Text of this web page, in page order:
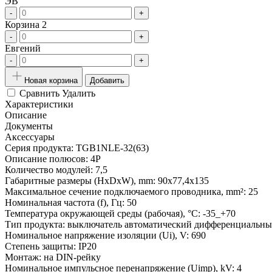
- +
Корзина 2
- +
Евгений
- +
Новая корзина Добавить
Сравнить Удалить
Характеристики
Описание
Документы
Аксессуары
Серия продукта: TGB1NLE-32(63)
Описание полюсов: 4P
Количество модулей: 7,5
Габаритные размеры (HxDxW), mm: 90x77,4x135
Максимальное сечение подключаемого проводника, mm²: 25
Номинальная частота (f), Гц: 50
Температура окружающей среды (рабочая), °С: -35_+70
Тип продукта: выключатель автоматический
Номинальное напряжение изоляции (Ui), V: 690
Степень защиты: IP20
Монтаж: на DIN-рейку
Номинальное импульсное перенапряжение (Uimp), kV: 4